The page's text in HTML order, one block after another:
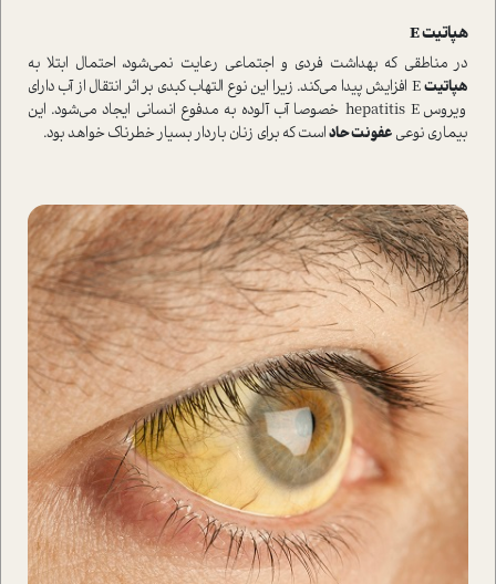
هپاتیت E
در مناطقی که بهداشت فردی و اجتماعی رعایت نمی‌شود، احتمال ابتلا به
هپاتیت
E افزایش پیدا می‌کند. زیرا این نوع التهاب کبدی بر اثر انتقال از آب دارای
ویروس hepatitis E خصوصا آب آلوده به مدفوع انسانی ایجاد می‌شود. این
بیماری نوعی عفونت حادا‌ست که برای زنان باردار بسیار خطرناک خواهد بود.